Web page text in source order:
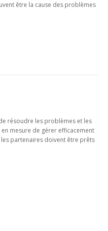
être la cause des problèmes
résoudre les problèmes et les
mesure de gérer efficacement
partenaires doivent être prêts